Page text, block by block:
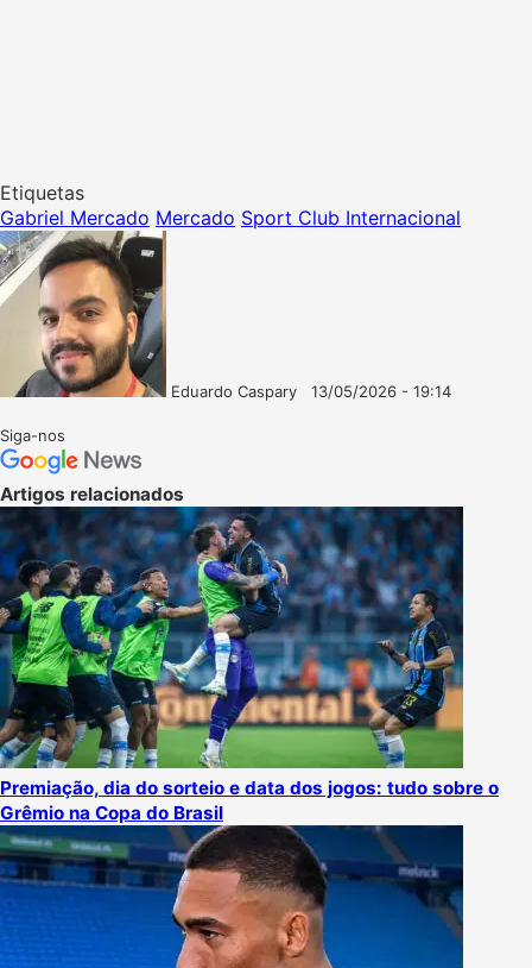
Etiquetas
Gabriel Mercado Mercado Sport Club Internacional
Eduardo Caspary
13/05/2026 - 19:14
Siga-nos
Artigos relacionados
Premiação, dia do sorteio e data dos jogos: tudo sobre o
Grêmio na Copa do Brasil